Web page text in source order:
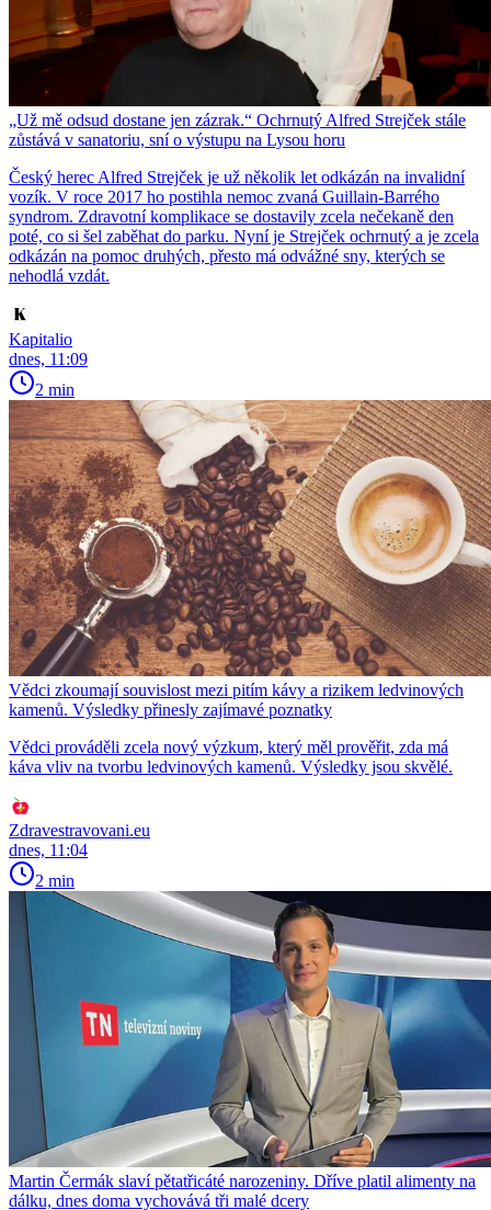
„Už mě odsud dostane jen zázrak.“ Ochrnutý Alfred Strejček stále
zůstává v sanatoriu, sní o výstupu na Lysou horu
Český herec Alfred Strejček je už několik let odkázán na invalidní
vozík. V roce 2017 ho postihla nemoc zvaná Guillain-Barrého
syndrom. Zdravotní komplikace se dostavily zcela nečekaně den
poté, co si šel zaběhat do parku. Nyní je Strejček ochrnutý a je zcela
odkázán na pomoc druhých, přesto má odvážné sny, kterých se
nehodlá vzdát.
Kapitalio
dnes, 11:09
2 min
Vědci zkoumají souvislost mezi pitím kávy a rizikem ledvinových
kamenů. Výsledky přinesly zajímavé poznatky
Vědci prováděli zcela nový výzkum, který měl prověřit, zda má
káva vliv na tvorbu ledvinových kamenů. Výsledky jsou skvělé.
Zdravestravovani.eu
dnes, 11:04
2 min
Martin Čermák slaví pětatřicáté narozeniny. Dříve platil alimenty na
dálku, dnes doma vychovává tři malé dcery